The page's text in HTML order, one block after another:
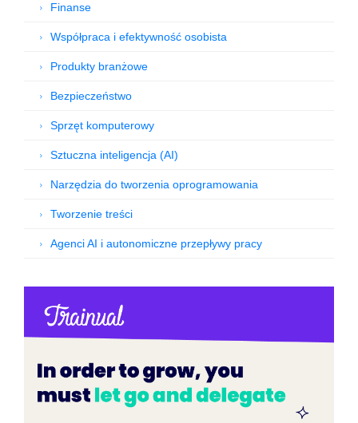
Finanse
Współpraca i efektywność osobista
Produkty branżowe
Bezpieczeństwo
Sprzęt komputerowy
Sztuczna inteligencja (AI)
Narzędzia do tworzenia oprogramowania
Tworzenie treści
Agenci AI i autonomiczne przepływy pracy